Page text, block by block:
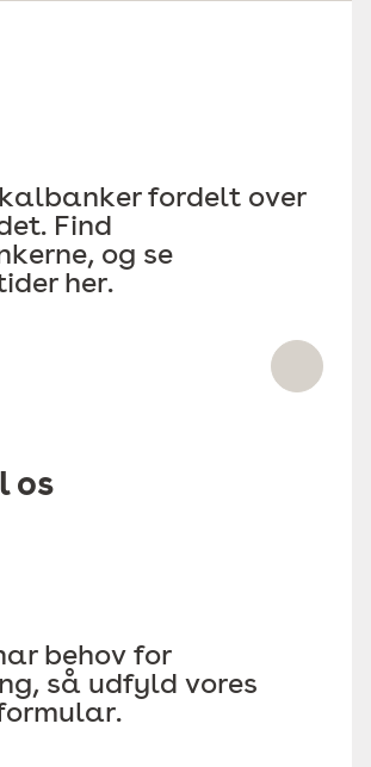
fordelt over
Find
og se
her.
os
behov for
så udfyld vores